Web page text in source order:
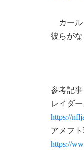
カール
彼らが
参考記事
レイダ
https://
アメフ
https://